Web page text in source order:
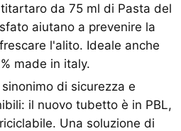
da 75 ml di Pasta del
aiutano a prevenire la
l'alito. Ideale anche
made in italy.
sinonimo di sicurezza e
il nuovo tubetto è in PBL,
Una soluzione di